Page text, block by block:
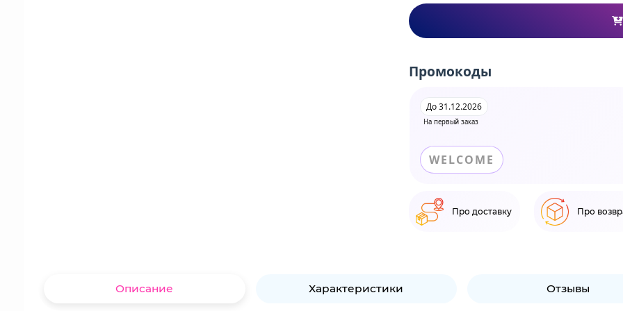
Промокоды
На первый заказ
До 31.12.2026
WELCOME
Про доставку Про
Описание Характеристики Отзывы